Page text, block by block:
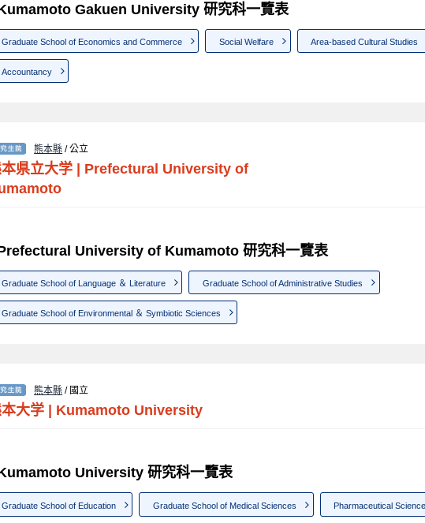
Gakuen University 研究科一覽表
Graduate School of Economics and Commerce Social Welfare Area-based Cultural Studies
Accountancy
熊本縣 / 公立
県立大学
Prefectural University of
University of Kumamoto 研究科一覽表
Graduate School of Language ＆ Literature Graduate School of Administrative Studies
Graduate School of Environmental ＆ Symbiotic Sciences
熊本縣 / 國立
大学 Kumamoto University
University 研究科一覽表
Graduate School of Education Graduate School of Medical Sciences Pharmaceutical Science